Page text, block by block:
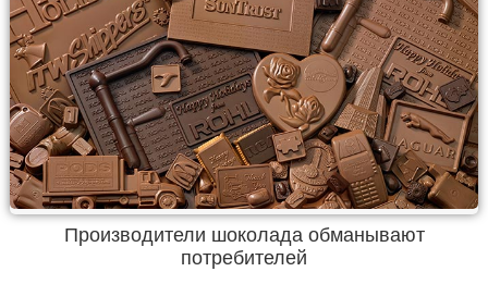
Производители шоколада обманывают
потребителей